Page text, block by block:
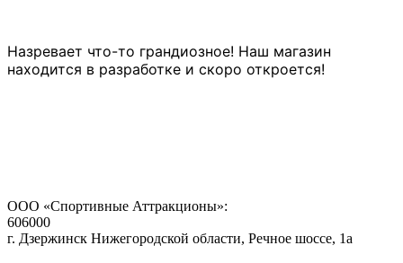
Назревает что-то грандиозное! Наш магазин
находится в разработке и скоро откроется!
ООО «Спортивные Аттракционы»:
606000
г. Дзержинск Нижегородской области, Речное шоссе, 1а